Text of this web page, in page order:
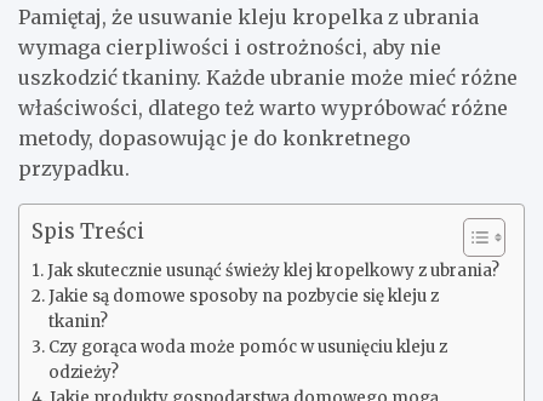
Pamiętaj, że usuwanie kleju kropelka z ubrania
wymaga cierpliwości i ostrożności, aby nie
uszkodzić tkaniny. Każde ubranie może mieć różne
właściwości, dlatego też warto wypróbować różne
metody, dopasowując je do konkretnego
przypadku.
Spis Treści
Jak skutecznie usunąć świeży klej kropelkowy z ubrania?
Jakie są domowe sposoby na pozbycie się kleju z
tkanin?
Czy gorąca woda może pomóc w usunięciu kleju z
odzieży?